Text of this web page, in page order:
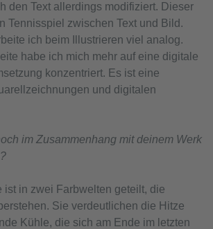
den Text allerdings modifiziert. Dieser
Tennisspiel zwischen Text und Bild.
ich beim Illustrieren viel analog.
habe ich mich mehr auf eine digitale
konzentriert. Es ist eine
und digitalen
im Zusammenhang mit deinem Werk
ist in zwei Farbwelten geteilt, die
Sie verdeutlichen die Hitze
Kühle, die sich am Ende im letzten